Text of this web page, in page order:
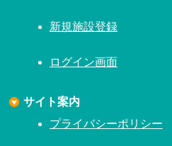
新規施設登録
ログイン画面
サイト案内
プライバシーポリシー